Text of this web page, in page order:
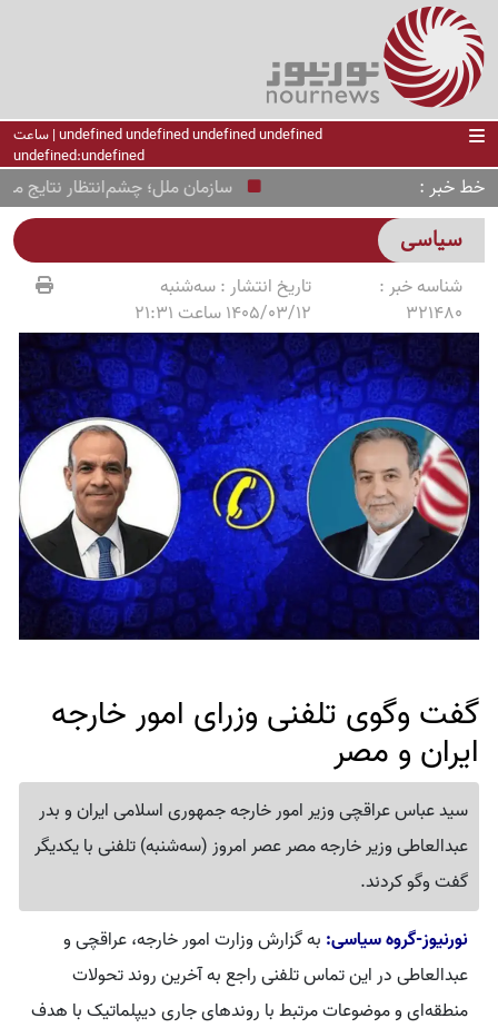
undefined undefined undefined undefined | ساعت
undefined:undefined
خط خبر سازمان ملل؛ چشم‌انتظار نتایج
سیاسی
شناسه خبر :
321480
تاریخ انتشار :سه‌شنبه
1405/03/12 ساعت 21:31
گفت وگوی تلفنی وزرای امور خارجه
ایران و مصر
سید عباس عراقچی وزیر امور خارجه جمهوری اسلامی ایران و بدر
عبدالعاطی وزیر خارجه مصر عصر امروز (سه‌شنبه) تلفنی با یکدیگر
گفت وگو کردند.
نورنیوز-گروه سیاسی: به گزارش وزارت امور خارجه، عراقچی و
عبدالعاطی در این تماس تلفنی راجع به آخرین روند تحولات
منطقه‌ای و موضوعات مرتبط با روندهای جاری دیپلماتیک با هدف